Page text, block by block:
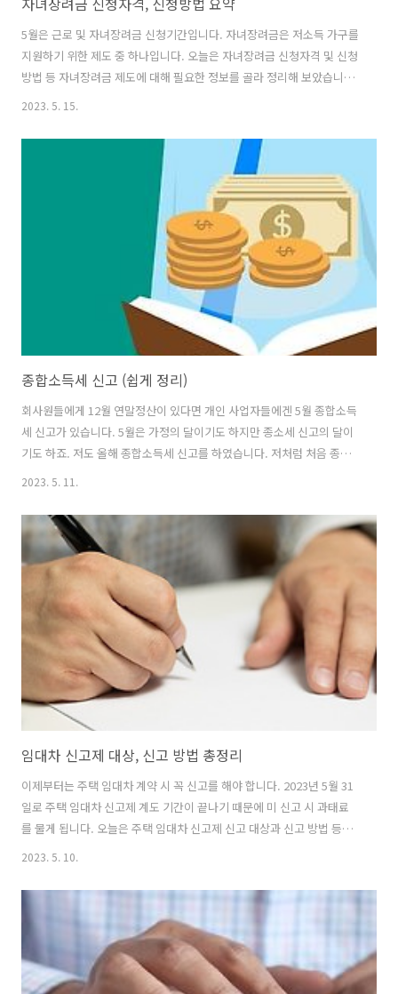
5월은 근로 및 자녀장려금 신청기간입니다. 자녀장려금은 저소득 가구를
지원하기 위한 제도 중 하나입니다. 오늘은 자녀장려금 신청자격 및 신청
방법 등 자녀장려금 제도에 대해 필요한 정보를 골라 정리해 보았습니다.
자녀장려금 제도 자녀장려금 제도가 생소하신 분들도 있을 것 같습니다.
입니다. 가구의 총소득 합산 기준과 가구 유형에 따라 지급 조건 및 금액
이 달라집니다. 자녀장려금은 근로장려금과 같은 시기에 신청을 받고 있
는데요, 5월 1일부터 31일까지가 자녀 장려금 정기 신청 기간입니다.
HTML 삽입 미리보기할 수 없는 소스 자녀장려금 신청기간 확인☞ 현재
5월 한 달 동안은 2022년도 정기분 신청 기간이니 위 신청 기간 내용을
2023. 5. 15.
종합소득세 신고 (쉽게 정리)
회사원들에게 12월 연말정산이 있다면 개인 사업자들에겐 5월 종합소득
세 신고가 있습니다. 5월은 가정의 달이기도 하지만 종소세 신고의 달이
기도 하죠. 저도 올해 종합소득세 신고를 하였습니다. 저처럼 처음 종합
소득세 신고를 하거나 아직 익숙하지 않은 분들을 위해 쉽게 종합소득세
가 종합소득세 신고 대상자인지 명확히 알아야 합니다. 회사를 다니는 근
로자이며 12월 연말정산을 했다면 5월 종합소득세 신고는 신경 쓰지 않
아도 됩니다. 근로소득에 대한 신고를 모두 마쳤기 때문입니다. 하지만
과세기간인 2022년 동안 종합소득이 발생했다면 모두 종합소득세 신고
대상에 해당됩니다. 종합소득이란 부동산 임대 또는 사업 소득, 이자 및
배당 소득, 연..
2023. 5. 11.
임대차 신고제 대상, 신고 방법 총정리
이제부터는 주택 임대차 계약 시 꼭 신고를 해야 합니다. 2023년 5월 31
일로 주택 임대차 신고제 계도 기간이 끝나기 때문에 미 신고 시 과태료
를 물게 됩니다. 오늘은 주택 임대차 신고제 신고 대상과 신고 방법 등에
대해 정리했습니다. 주택 임대차 신고제 주택 임대차 신고제는 주택 임대
용을 공동으로 신고하는 제도를 말합니다. HTML 삽입 미리보기할 수 없
는 소스 주택 임대차 신고제란? 주택 임대차 신고제의 시행은 2021년 6
월 1일부터였으나 오는 5월 31일까지 계도 기간입니다. 계도 기간이 끝
나는 6월 1일부터는 주택 임대차 신고를 하지 않으면 과태료를 내야 합니
다. 주택 임대차 신고제는 허위 매물이나 시세를 없애고 전세..
2023. 5. 10.